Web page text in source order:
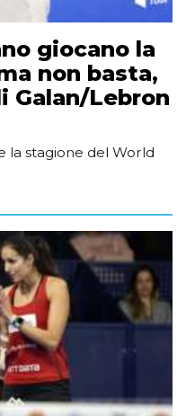
giocano la
non basta,
Galan/Lebron
la stagione del World